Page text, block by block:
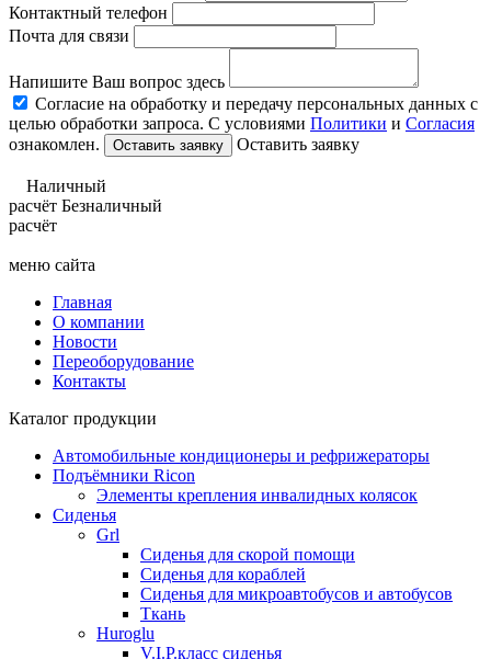
Контактный телефон
Почта для связи
Напишите Ваш вопрос здесь
Согласие на обработку и передачу персональных данных с
целью обработки запроса. С условиями Политики и Согласия
ознакомлен.
Оставить заявку
Наличный
расчёт Безналичный
расчёт
меню сайта
Главная
О компании
Новости
Переоборудование
Контакты
Каталог продукции
Автомобильные кондиционеры и рефрижераторы
Подъёмники Ricon
Элементы крепления инвалидных колясок
Сиденья
Grl
Cиденья для скорой помощи
Сиденья для кораблей
Сиденья для микроавтобусов и автобусов
Ткань
Huroglu
V.I.P.класс сиденья